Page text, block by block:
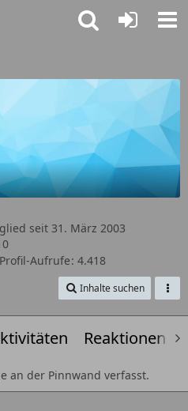
seit 31. März 2003
Profil-Aufrufe 4.418
Inhalte suchen
Reaktionen
an der Pinnwand verfasst.